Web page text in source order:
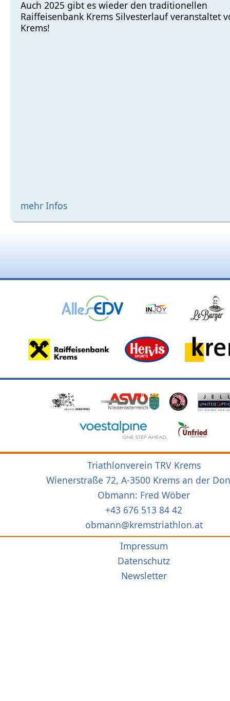
Auch 2025 gibt es wieder den traditionellen
Raiffeisenbank Krems Silvesterlauf veranstaltet
Krems!
mehr Infos
Triathlonverein TRV Krems
Wienerstraße 72, A-3500 Krems an der
Obmann: Fred Wöber
+43 676 513 84 42
obmann@kremstriathlon.at
Impressum
Datenschutz
Newsletter